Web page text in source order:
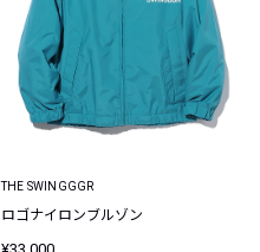
THE SWINGGGR
ロゴナイロンブルゾン